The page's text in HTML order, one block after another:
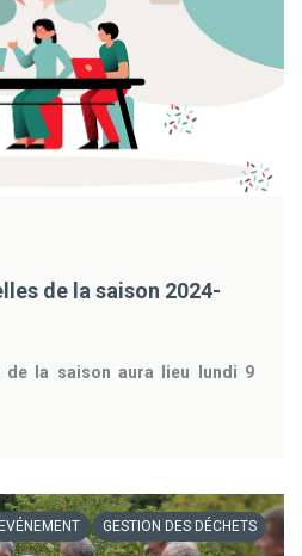
de la saison 2024-
de la saison aura lieu lundi 9
EVÉNEMENT GESTION DES DÉCHETS